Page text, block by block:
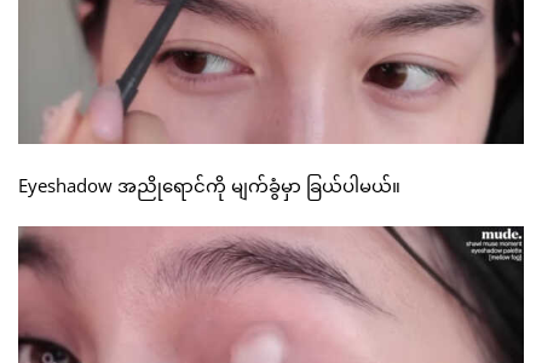
Eyeshadow အညိုရောင်ကို မျက်ခွံမှာ ခြယ်ပါမယ်။